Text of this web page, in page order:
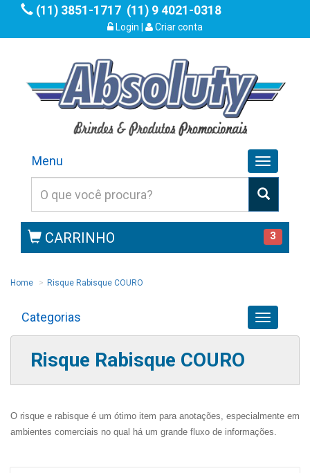
(11) 3851-1717 (11) 9 4021-0318
Login Criar conta
Toggle
navigation
Menu
CARRINHO 3
Home Risque Rabisque COURO
Toggle
navigation
Categorias
Risque Rabisque COURO
O risque e rabisque é um ótimo item para anotações, especialmente em
ambientes comerciais no qual há um grande fluxo de informações.